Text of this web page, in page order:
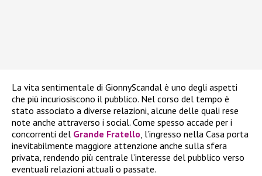
La vita sentimentale di GionnyScandal è uno degli aspetti
che più incuriosiscono il pubblico. Nel corso del tempo è
stato associato a diverse relazioni, alcune delle quali rese
note anche attraverso i social. Come spesso accade per i
concorrenti del Grande Fratello, l’ingresso nella Casa porta
inevitabilmente maggiore attenzione anche sulla sfera
privata, rendendo più centrale l’interesse del pubblico verso
eventuali relazioni attuali o passate.